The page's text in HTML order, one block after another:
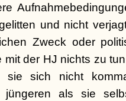
und nicht
Zweck oder
mit der HJ nichts zu
sich nicht
als sie